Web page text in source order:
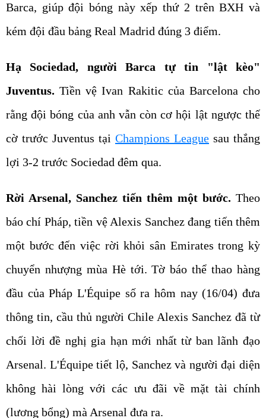
Barca, giúp đội bóng này xếp thứ 2 trên BXH và
kém đội đầu bảng Real Madrid đúng 3 điểm.
Hạ Sociedad, người Barca tự tin "lật kèo"
Juventus. Tiền vệ Ivan Rakitic của Barcelona cho
rằng đội bóng của anh vẫn còn cơ hội lật ngược thế
cờ trước Juventus tại Champions League sau thắng
lợi 3-2 trước Sociedad đêm qua.
Rời Arsenal, Sanchez tiến thêm một bước. Theo
báo chí Pháp, tiền vệ Alexis Sanchez đang tiến thêm
một bước đến việc rời khỏi sân Emirates trong kỳ
chuyển nhượng mùa Hè tới. Tờ báo thể thao hàng
đầu của Pháp L'Équipe số ra hôm nay (16/04) đưa
thông tin, cầu thủ người Chile Alexis Sanchez đã từ
chối lời đề nghị gia hạn mới nhất từ ban lãnh đạo
Arsenal. L'Équipe tiết lộ, Sanchez và người đại diện
không hài lòng với các ưu đãi về mặt tài chính
(lương bổng) mà Arsenal đưa ra.